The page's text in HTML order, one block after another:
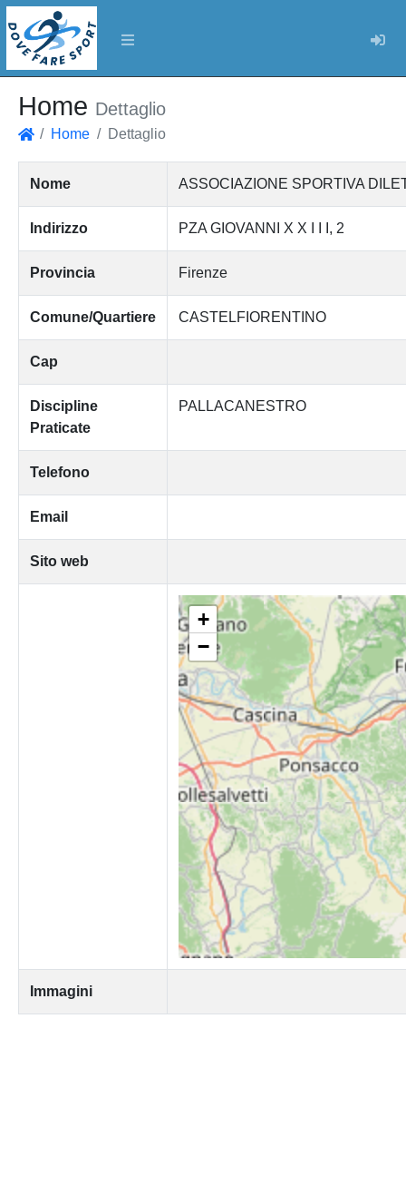
Home Dettaglio
Home Dettaglio
Nome ASSOCIAZIONE SPORTIVA
Indirizzo PZA GIOVANNI X X I I I, 2
Provincia Firenze
Comune/Quartiere CASTELFIORENTINO
Cap
Discipline
Praticate
PALLACANESTRO
Telefono
Email
Sito web
+
−
Immagini